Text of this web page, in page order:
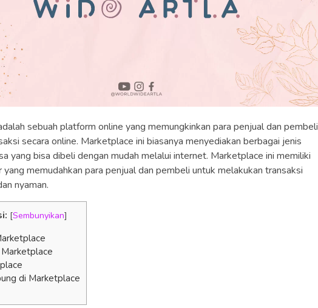
sebuah platform online yang memungkinkan para penjual dan pembeli
secara online. Marketplace ini biasanya menyediakan berbagai jenis
yang bisa dibeli dengan mudah melalui internet. Marketplace ini memiliki
memudahkan para penjual dan pembeli untuk melakukan transaksi
nyaman.
[Sembunyikan]
di Marketplace